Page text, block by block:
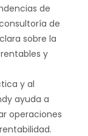
de
de
sobre la
y
y al
ayuda a
operaciones